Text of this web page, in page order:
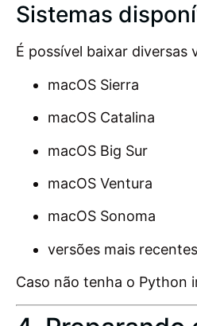
Sistemas
É possível baixar diversas
macOS Sierra
macOS Catalina
macOS Big Sur
macOS Ventura
macOS Sonoma
versões mais
Caso não tenha o Python